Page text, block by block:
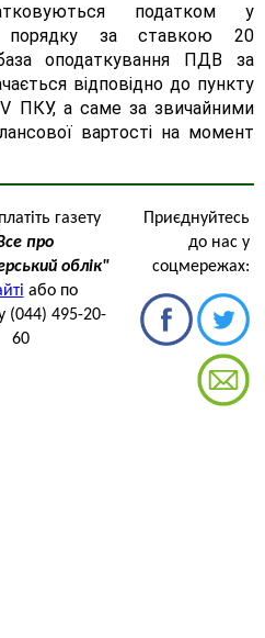
податком у
порядку за ставкою 20
оподаткування ПДВ за
відповідно до пункту
V ПКУ, а саме за звичайними
вартості на момент
газету
про
облік"
або по
(044) 495-20-
60
Приєднуйтесь
до нас у
соцмережах: